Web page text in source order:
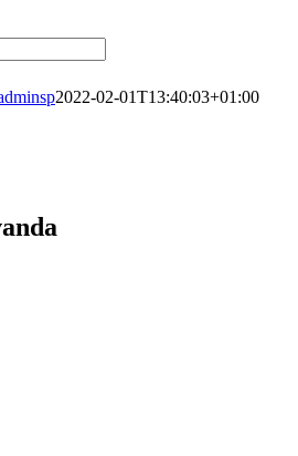
2022-02-01T13:40:03+01:00